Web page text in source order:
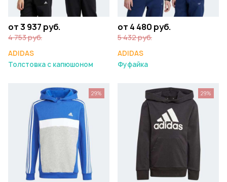
от 3 937 руб.
4 753 руб.
ADIDAS
Толстовка с капюшоном
от 4 480 руб.
5 432 руб.
ADIDAS
Фуфайка
29% 29%